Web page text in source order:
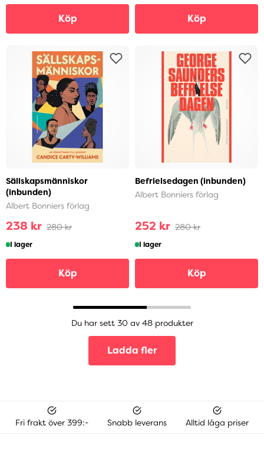
Köp Köp
Sällskapsmänniskor
(inbunden)
Albert Bonniers förlag
238 kr 280 kr
I lager
Köp
Befrielsedagen (inbunden)
Albert Bonniers förlag
252 kr 280 kr
I lager
Köp
Du har sett 30 av 48 produkter
Ladda fler
Fri frakt över 399:- Snabb leverans Alltid låga priser